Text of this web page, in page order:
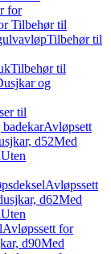
for
Tilbehør til
Tilbehør til
Tilbehør til
og
til
Avløpsett
d52Med
Uten
Avløpssett
d62Med
Uten
Avløpssett for
d90Med